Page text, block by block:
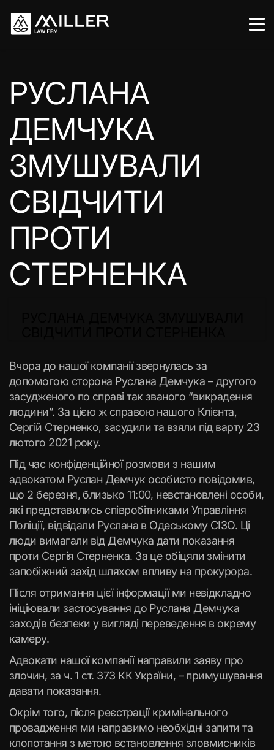
РУСЛАНА
ДЕМЧУКА
ЗМУШУВАЛИ
СВІДЧИТИ
ПРОТИ
СТЕРНЕНКА
Вчора до нашої компанії звернулась за
допомогою сторона Руслана Демчука – другого
засудженого по справі так званого “викрадення
людини”. За цією ж справою нашого Клієнта,
Сергій Стерненко, засудили та взяли під варту 23
лютого 2021 року.
Під час конфіденційної розмови з нашим
адвокатом Руслан Демчук особисто повідомив,
що 2 березня, близько 11:00, невстановлені особи,
які представились співробітниками Управління
Поліції, відвідали Руслана в Одеському СІЗО. Ці
люди вимагали від Демчука дати показання
проти Сергія Стерненка. За це обіцяли змінити
запобіжний захід шляхом впливу на прокурора.
Після отримання цієї інформації ми невідкладно
ініціювали застосування до Руслана Демчука
заходів безпеки у вигляді переведення в окрему
камеру.
Адвокати нашої компанії направили заяву про
злочин, за ч. 1 ст. 373 КК України, – примушування
давати показання.
Окрім того, після реєстрації кримінального
провадження ми направимо необхідні запити та
клопотання з метою встановлення зловмисників